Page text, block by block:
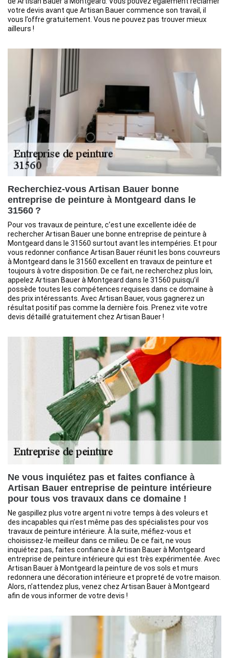
votre devis avant que Artisan Bauer commence son travail, il
vous l’offre gratuitement. Vous ne pouvez pas trouver mieux
ailleurs !
Recherchiez-vous Artisan Bauer bonne
entreprise de peinture à Montgeard dans le
31560 ?
Pour vos travaux de peinture, c’est une excellente idée de
rechercher Artisan Bauer une bonne entreprise de peinture à
Montgeard dans le 31560 surtout avant les intempéries. Et pour
vous redonner confiance Artisan Bauer réunit les bons couvreurs
à Montgeard dans le 31560 excellent en travaux de peinture et
toujours à votre disposition. De ce fait, ne recherchez plus loin,
appelez Artisan Bauer à Montgeard dans le 31560 puisqu’il
possède toutes les compétences requises dans ce domaine à
des prix intéressants. Avec Artisan Bauer, vous gagnerez un
résultat positif pas comme la dernière fois. Prenez vite votre
devis détaillé gratuitement chez Artisan Bauer !
Ne vous inquiétez pas et faites confiance à
Artisan Bauer entreprise de peinture intérieure
pour tous vos travaux dans ce domaine !
Ne gaspillez plus votre argent ni votre temps à des voleurs et
des incapables qui n’est même pas des spécialistes pour vos
travaux de peinture intérieure. À la suite, méfiez-vous et
choisissez-le meilleur dans ce milieu. De ce fait, ne vous
inquiétez pas, faites confiance à Artisan Bauer à Montgeard
entreprise de peinture intérieure qui est très expérimentée. Avec
Artisan Bauer à Montgeard la peinture de vos sols et murs
redonnera une décoration intérieure et propreté de votre maison.
Alors, n’attendez plus, venez chez Artisan Bauer à Montgeard
afin de vous informer de votre devis !